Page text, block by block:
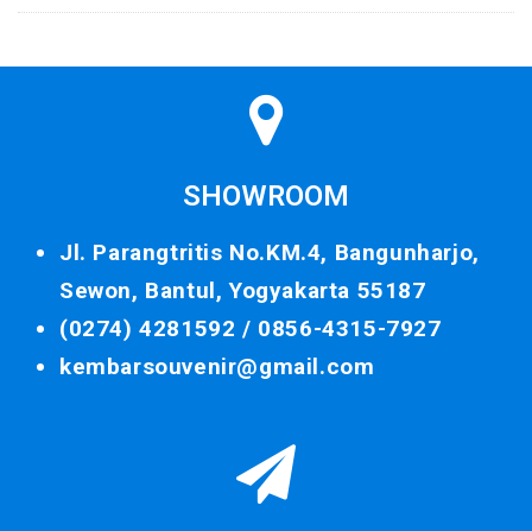
SHOWROOM
Jl. Parangtritis No.KM.4, Bangunharjo,
Sewon, Bantul, Yogyakarta 55187
(0274) 4281592 / 0856-4315-7927
kembarsouvenir@gmail.com